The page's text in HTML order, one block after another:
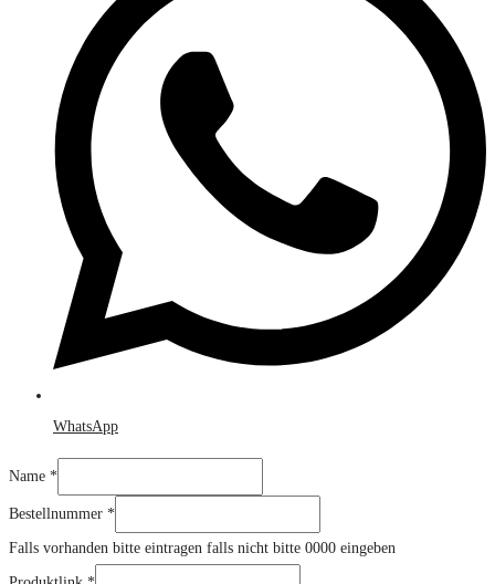
WhatsApp
Name *
Bestellnummer *
Falls vorhanden bitte eintragen falls nicht bitte 0000 eingeben
Produktlink